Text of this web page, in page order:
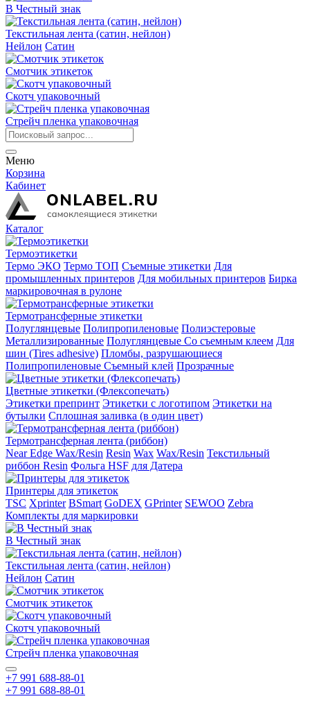
В Честный знак
Текстильная лента (сатин, нейлон)
Нейлон Сатин
Смотчик этикеток
Скотч упаковочный
Стрейч пленка упаковочная
Меню
Корзина
Кабинет
Каталог
Термоэтикетки
Термо ЭКО Термо ТОП Съемные этикетки Для
промышленных принтеров Для мобильных принтеров Бирка
маркировочная в рулоне
Термотрансферные этикетки
Полуглянцевые Полипропиленовые Полиэстеровые
Металлизированные Полуглянцевые Со съемным клеем Для
шин (Tires adhesive) Пломбы, разрушающиеся
Полипропиленовые Съемный клей Прозрачные
Цветные этикетки (Флексопечать)
Этикетки препринт Этикетки с логотипом Этикетки на
бутылки Сплошная заливка (в один цвет)
Термотрансферная лента (риббон)
Near Edge Wax/Resin Resin Wax Wax/Resin Текстильный
риббон Resin Фольга HSF для Датера
Принтеры для этикеток
TSC Xprinter BSmart GoDEX GPrinter SEWOO Zebra
Комплекты для маркировки
В Честный знак
Текстильная лента (сатин, нейлон)
Нейлон Сатин
Смотчик этикеток
Скотч упаковочный
Стрейч пленка упаковочная
+7 991 688-88-01
+7 991 688-88-01